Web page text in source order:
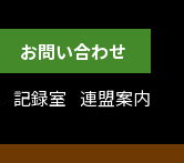
お問い合わせ
記録室 連盟案内